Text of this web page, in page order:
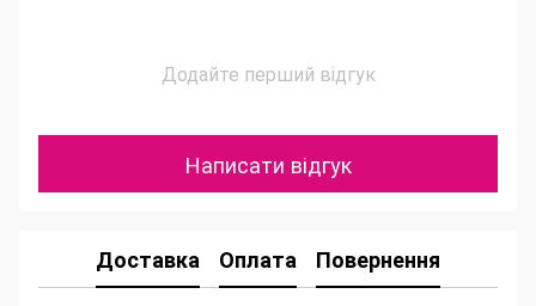
Додайте перший відгук
Написати відгук
Доставка Оплата Повернення